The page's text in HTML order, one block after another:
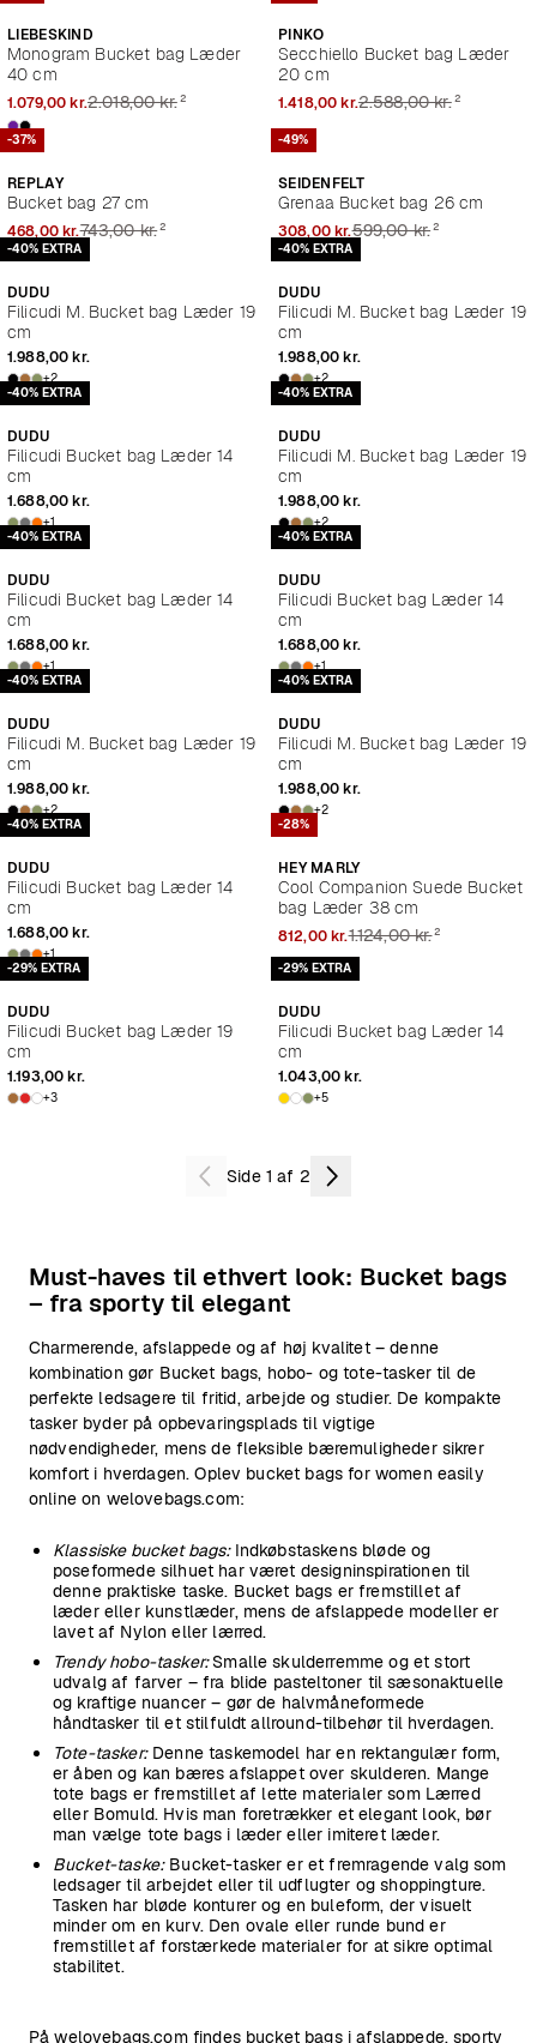
LIEBESKIND
Monogram Bucket bag Læder
40 cm
1.079,00 kr.2.018,00 kr.²
PINKO
Secchiello Bucket bag Læder
20 cm
1.418,00 kr.2.588,00 kr.²
-37%
REPLAY
Bucket bag 27 cm
468,00 kr.743,00 kr.²
-49%
SEIDENFELT
Grenaa Bucket bag 26 cm
308,00 kr.599,00 kr.²
-40% EXTRA
DUDU
Filicudi M. Bucket bag Læder 19
cm
1.988,00 kr.
+2
-40% EXTRA
DUDU
Filicudi M. Bucket bag Læder 19
cm
1.988,00 kr.
+2
-40% EXTRA
DUDU
Filicudi Bucket bag Læder 14
cm
1.688,00 kr.
+1
-40% EXTRA
DUDU
Filicudi M. Bucket bag Læder 19
cm
1.988,00 kr.
+2
-40% EXTRA
DUDU
Filicudi Bucket bag Læder 14
cm
1.688,00 kr.
+1
-40% EXTRA
DUDU
Filicudi Bucket bag Læder 14
cm
1.688,00 kr.
+1
-40% EXTRA
DUDU
Filicudi M. Bucket bag Læder 19
cm
1.988,00 kr.
+2
-40% EXTRA
DUDU
Filicudi M. Bucket bag Læder 19
cm
1.988,00 kr.
+2
-40% EXTRA
DUDU
Filicudi Bucket bag Læder 14
cm
1.688,00 kr.
+1
-28%
HEY MARLY
Cool Companion Suede Bucket
bag Læder 38 cm
812,00 kr.1.124,00 kr.²
-29% EXTRA
DUDU
Filicudi Bucket bag Læder 19
cm
1.193,00 kr.
+3
-29% EXTRA
DUDU
Filicudi Bucket bag Læder 14
cm
1.043,00 kr.
+5
Side 1 af 2
Must-haves til ethvert look: Bucket bags
– fra sporty til elegant
Charmerende, afslappede og af høj kvalitet – denne
kombination gør Bucket bags, hobo- og tote-tasker til de
perfekte ledsagere til fritid, arbejde og studier. De kompakte
tasker byder på opbevaringsplads til vigtige
nødvendigheder, mens de fleksible bæremuligheder sikrer
komfort i hverdagen. Oplev bucket bags for women easily
online on welovebags.com:
Klassiske bucket bags: Indkøbstaskens bløde og
poseformede silhuet har været designinspirationen til
denne praktiske taske. Bucket bags er fremstillet af
læder eller kunstlæder, mens de afslappede modeller er
lavet af Nylon eller lærred.
Trendy hobo-tasker:Smalle skulderremme og et stort
udvalg af farver – fra blide pasteltoner til sæsonaktuelle
og kraftige nuancer – gør de halvmåneformede
håndtasker til et stilfuldt allround-tilbehør til hverdagen.
Tote-tasker:Denne taskemodel har en rektangulær form,
er åben og kan bæres afslappet over skulderen. Mange
tote bags er fremstillet af lette materialer som Lærred
eller Bomuld. Hvis man foretrækker et elegant look, bør
man vælge tote bags i læder eller imiteret læder.
Bucket-taske:Bucket-tasker er et fremragende valg som
ledsager til arbejdet eller til udflugter og shoppingture.
Tasken har bløde konturer og en buleform, der visuelt
minder om en kurv. Den ovale eller runde bund er
fremstillet af forstærkede materialer for at sikre optimal
stabilitet.
På welovebags.com findes bucket bags i afslappede, sporty